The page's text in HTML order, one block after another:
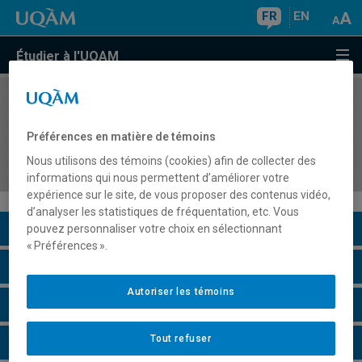
FR EN
Étudier à l'UQAM
COURS//
contemporains : acteurs, contextes et
dynamiques
Description du cours
Horaire - Automne 2026
Préférences en matière de témoins
Nous utilisons des témoins (cookies) afin de collecter des
informations qui nous permettent d’améliorer votre
expérience sur le site, de vous proposer des contenus vidéo,
d’analyser les statistiques de fréquentation, etc. Vous
pouvez personnaliser votre choix en sélectionnant
« Préférences ».
Tout refuser
Autoriser les témoins